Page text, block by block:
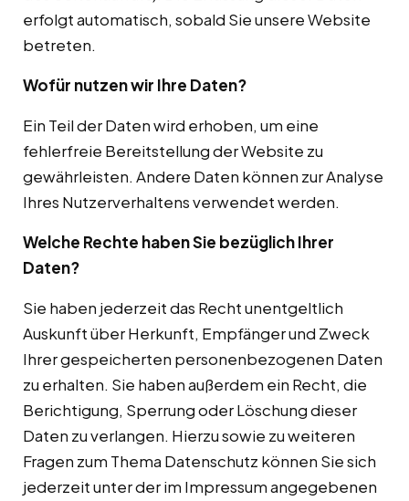
erfolgt automatisch, sobald Sie unsere Website
betreten.
Wofür nutzen wir Ihre Daten?
Ein Teil der Daten wird erhoben, um eine
fehlerfreie Bereitstellung der Website zu
gewährleisten. Andere Daten können zur Analyse
Ihres Nutzerverhaltens verwendet werden.
Welche Rechte haben Sie bezüglich Ihrer
Daten?
Sie haben jederzeit das Recht unentgeltlich
Auskunft über Herkunft, Empfänger und Zweck
Ihrer gespeicherten personenbezogenen Daten
zu erhalten. Sie haben außerdem ein Recht, die
Berichtigung, Sperrung oder Löschung dieser
Daten zu verlangen. Hierzu sowie zu weiteren
Fragen zum Thema Datenschutz können Sie sich
jederzeit unter der im Impressum angegebenen